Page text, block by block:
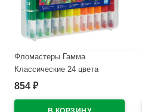
Фломастеры Гамма
Классические 24 цвета
утолщенные двусторонние
пластиковый бокс
854 ₽